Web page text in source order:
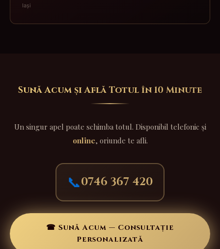
Iași
Sună Acum și Află Totul în 10 Minute
Un singur apel poate schimba totul. Disponibil telefonic și
online, oriunde te afli.
📞0746 367 420
☎ Sună Acum — Consultație
Personalizată